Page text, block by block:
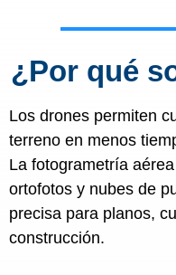
¿Por qué
Los drones permiten
terreno en menos
La fotogrametría
ortofotos y nubes de
precisa para planos,
construcción.